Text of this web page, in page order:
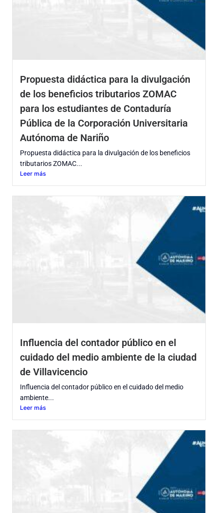
Propuesta didáctica para la divulgación
de los beneficios tributarios ZOMAC
para los estudiantes de Contaduría
Pública de la Corporación Universitaria
Autónoma de Nariño
Propuesta didáctica para la divulgación de los beneficios
tributarios ZOMAC...
Leer más
Influencia del contador público en el
cuidado del medio ambiente de la ciudad
de Villavicencio
Influencia del contador público en el cuidado del medio
ambiente...
Leer más